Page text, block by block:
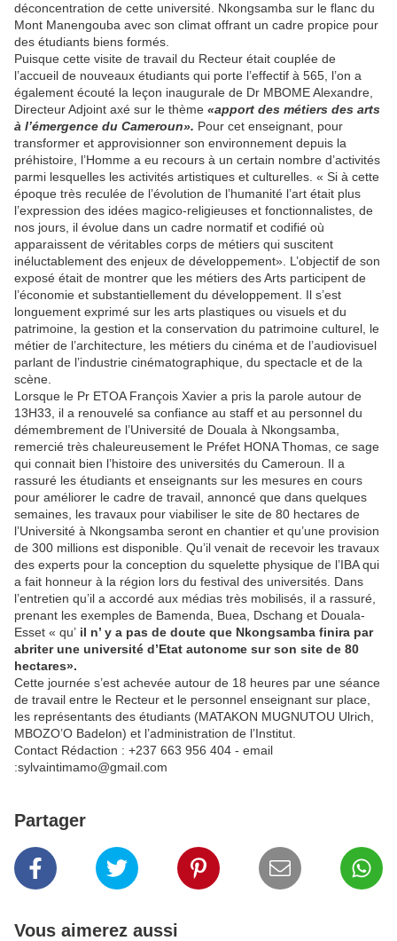
déconcentration de cette université. Nkongsamba sur le flanc du
Mont Manengouba avec son climat offrant un cadre propice pour
des étudiants biens formés.
Puisque cette visite de travail du Recteur était couplée de
l’accueil de nouveaux étudiants qui porte l’effectif à 565, l’on a
également écouté la leçon inaugurale de Dr MBOME Alexandre,
Directeur Adjoint axé sur le thème «apport des métiers des arts
à l’émergence du Cameroun». Pour cet enseignant, pour
transformer et approvisionner son environnement depuis la
préhistoire, l’Homme a eu recours à un certain nombre d’activités
parmi lesquelles les activités artistiques et culturelles. « Si à cette
époque très reculée de l’évolution de l’humanité l’art était plus
l’expression des idées magico-religieuses et fonctionnalistes, de
nos jours, il évolue dans un cadre normatif et codifié où
apparaissent de véritables corps de métiers qui suscitent
inéluctablement des enjeux de développement». L’objectif de son
exposé était de montrer que les métiers des Arts participent de
l’économie et substantiellement du développement. Il s’est
longuement exprimé sur les arts plastiques ou visuels et du
patrimoine, la gestion et la conservation du patrimoine culturel, le
métier de l’architecture, les métiers du cinéma et de l’audiovisuel
parlant de l’industrie cinématographique, du spectacle et de la
scène.
Lorsque le Pr ETOA François Xavier a pris la parole autour de
13H33, il a renouvelé sa confiance au staff et au personnel du
démembrement de l’Université de Douala à Nkongsamba,
remercié très chaleureusement le Préfet HONA Thomas, ce sage
qui connait bien l’histoire des universités du Cameroun. Il a
rassuré les étudiants et enseignants sur les mesures en cours
pour améliorer le cadre de travail, annoncé que dans quelques
semaines, les travaux pour viabiliser le site de 80 hectares de
l’Université à Nkongsamba seront en chantier et qu’une provision
de 300 millions est disponible. Qu’il venait de recevoir les travaux
des experts pour la conception du squelette physique de l’IBA qui
a fait honneur à la région lors du festival des universités. Dans
l’entretien qu’il a accordé aux médias très mobilisés, il a rassuré,
prenant les exemples de Bamenda, Buea, Dschang et Douala-
Esset « qu’ il n’ y a pas de doute que Nkongsamba finira par
abriter une université d’Etat autonome sur son site de 80
hectares».
Cette journée s’est achevée autour de 18 heures par une séance
de travail entre le Recteur et le personnel enseignant sur place,
les représentants des étudiants (MATAKON MUGNUTOU Ulrich,
MBOZO’O Badelon) et l’administration de l’Institut.
Contact Rédaction : +237 663 956 404 - email
:sylvaintimamo@gmail.com
Partager
Vous aimerez aussi